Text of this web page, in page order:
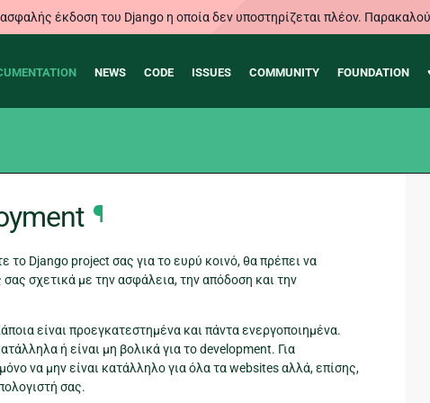
έκδοση του Django η οποία δεν υποστηρίζεται πλέον.
NEWS CODE ISSUES COMMUNITY FOUNDATION
¶
το Django project σας για το ευρύ κοινό, θα πρέπει να
σχετικά με την ασφάλεια, την απόδοση και την
είναι προεγκατεστημένα και πάντα ενεργοποιημένα.
ή είναι μη βολικά για το development. Για
να μην είναι κατάλληλο για όλα τα websites αλλά, επίσης,
σας.